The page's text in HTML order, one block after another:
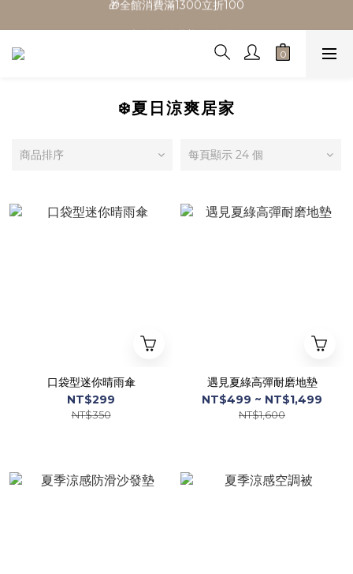
🎁全館消費滿1300立折100
🚛全館滿$799超取免運  $1500宅配免運
❄️夏日涼爽居家
商品排序 每頁顯示 24 個
口袋型迷你晴雨傘
NT$299
NT$350
遇見夏綠高彈耐磨地墊
NT$499 ~ NT$1,499
NT$1,600